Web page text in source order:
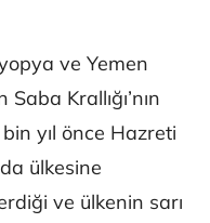
ve Yemen
Krallığı’nın
bin yıl önce Hazreti
ülkesine
ve ülkenin sarı